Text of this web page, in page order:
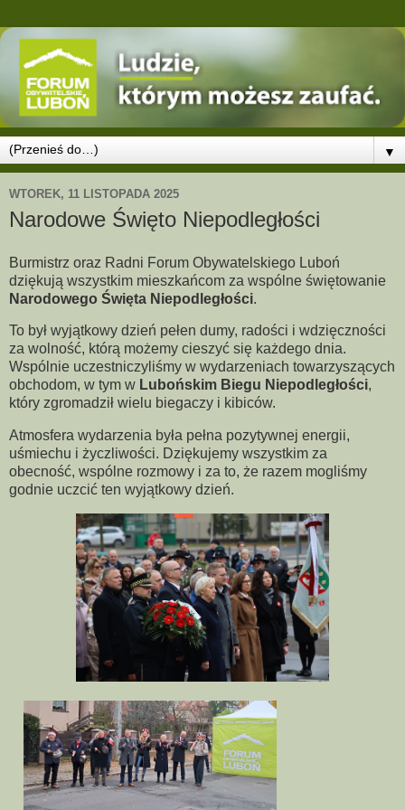
▼
WTOREK, 11 LISTOPADA 2025
Narodowe Święto Niepodległości
Burmistrz oraz Radni Forum Obywatelskiego Luboń
dziękują wszystkim mieszkańcom za wspólne świętowanie
Narodowego Święta Niepodległości.
To był wyjątkowy dzień pełen dumy, radości i wdzięczności
za wolność, którą możemy cieszyć się każdego dnia.
Wspólnie uczestniczyliśmy w wydarzeniach towarzyszących
obchodom, w tym w Lubońskim Biegu Niepodległości,
który zgromadził wielu biegaczy i kibiców.
Atmosfera wydarzenia była pełna pozytywnej energii,
uśmiechu i życzliwości. Dziękujemy wszystkim za
obecność, wspólne rozmowy i za to, że razem mogliśmy
godnie uczcić ten wyjątkowy dzień.